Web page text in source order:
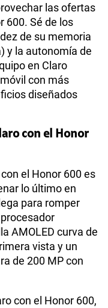
las ofertas
600. Sé de los
de su memoria
y la autonomía de
en Claro
con más
diseñados
con el Honor
el Honor 600 es
lo último en
para romper
AMOLED curva de
vista y un
de 200 MP con
con el Honor 600,